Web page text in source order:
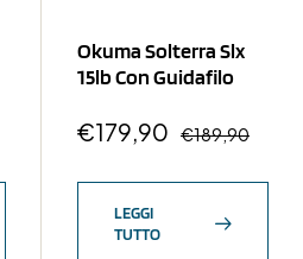
Okuma Solterra Slx
15lb Con Guidafilo
€189,90
€179,90
LEGGI
TUTTO